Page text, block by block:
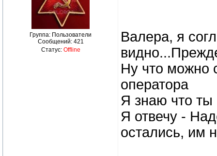
Группа: Пользователи
Сообщений: 421
Статус: Offline
Валера, я
Ну что можно
оператора
Я знаю что ты
Я отвечу -
остались, им